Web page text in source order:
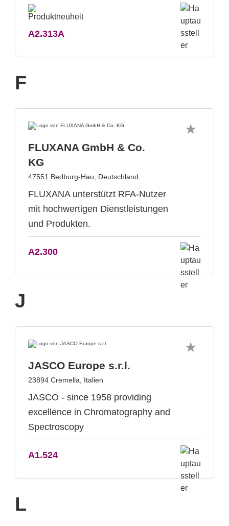
A2.313A
F
FLUXANA GmbH & Co.
KG
47551 Bedburg-Hau, Deutschland
FLUXANA unterstützt RFA-Nutzer
mit hochwertigen Dienstleistungen
und Produkten.
A2.300
J
JASCO Europe s.r.l.
23894 Cremella, Italien
JASCO - since 1958 providing
excellence in Chromatography and
Spectroscopy
A1.524
L